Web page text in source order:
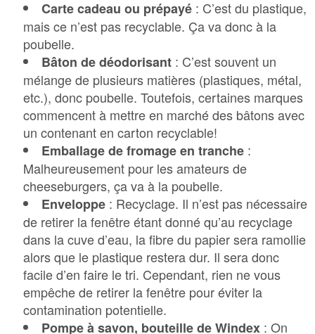
Carte cadeau ou prépayé: C’est du plastique,
mais ce n’est pas recyclable. Ça va donc à la
poubelle.
Bâton de déodorisant: C’est souvent un
mélange de plusieurs matières (plastiques, métal,
etc.), donc poubelle. Toutefois, certaines marques
commencent à mettre en marché des bâtons avec
un contenant en carton recyclable!
Emballage de fromage en tranche :
Malheureusement pour les amateurs de
cheeseburgers, ça va à la poubelle.
Enveloppe: Recyclage. Il n’est pas nécessaire
de retirer la fenêtre étant donné qu’au recyclage
dans la cuve d’eau, la fibre du papier sera ramollie
alors que le plastique restera dur. Il sera donc
facile d’en faire le tri. Cependant, rien ne vous
empêche de retirer la fenêtre pour éviter la
contamination potentielle.
Pompe à savon, bouteille de Windex: On